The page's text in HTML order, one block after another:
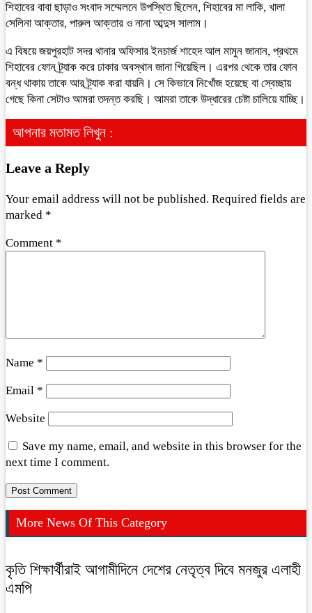
শিহাবের বাবা ছাড়াও সংবাদ সম্মেলনে উপস্থিত ছিলেন, শিহাবের মা লাকি, খালা
সেলিনা আক্তার, পারুল আক্তার ও নানা আব্দুস সালাম।
এ বিষয়ে জয়পুরহাট সদর থানার অফিসার ইনচার্জ শাহেদ আল মামুন জানান, প্রথমে
শিহাবের ফোন ট্র্যাক করে ঢাকার অবস্থান জানা গিয়েছিল। এরপর থেকে তার ফোন
বন্ধ থাকায় তাকে আর ট্র্যাক করা যায়নি। সে কিভাবে নিখোঁজ হয়েছে বা স্বেচ্ছায়
গেছে কিনা সেটাও আমরা তদন্ত করছি। আমরা তাকে উদ্ধারের চেষ্টা চালিয়ে যাচ্ছি।
আপনার মতামত লিখুন :
Leave a Reply
Your email address will not be published. Required fields are
marked *
Comment *
Name *
Email *
Website
Save my name, email, and website in this browser for the
next time I comment.
More News Of This Category
কৃতি শিক্ষার্থীরাই আগামীদিনে দেশের নেতৃত্ব দিবে মনজুর এলাহী
এমপি